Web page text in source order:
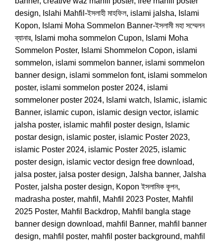
design, Islahi Mahfil-ইসলাহী মাহফিল, islami jalsha, Islami
Kopon, Islami Moha Sommelon Banner-ইসলামী মহা সম্মেলন
ব্যানার, Islami moha sommelon Cupon, Islami Moha
Sommelon Poster, Islami Shommelon Copon, islami
sommelon, islami sommelon banner, islami sommelon
banner design, islami sommelon font, islami sommelon
poster, islami sommelon poster 2024, islami
sommeloner poster 2024, Islami watch, Islamic, islamic
Banner, islamic cupon, islamic design vector, islamic
jalsha poster, islamic mahfil poster design, Islamic
postar design, islamic poster, islamic Poster 2023,
islamic Poster 2024, islamic Poster 2025, islamic
poster design, islamic vector design free download,
jalsa poster, jalsa poster design, Jalsha banner, Jalsha
Poster, jalsha poster design, Kopon ইসলামিক কূপন,
madrasha poster, mahfil , Mahfil 2023 Poster, Mahfil
2025 Poster, Mahfil Backdrop, Mahfil bangla stage
banner design download, mahfil Banner, mahfil banner
design, mahfil poster, mahfil poster background, mahfil